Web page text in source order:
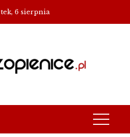
6 sierpnia